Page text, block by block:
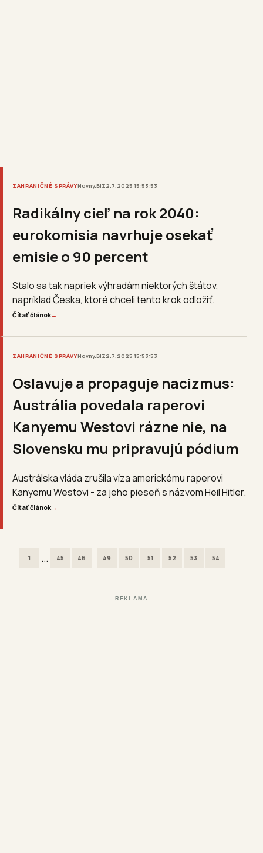
ZAHRANIČNÉ SPRÁVYNovny.BIZ2.7.2025 15:53:53
Radikálny cieľ na rok 2040:
eurokomisia navrhuje osekať
emisie o 90 percent
Stalo sa tak napriek výhradám niektorých štátov,
napríklad Česka, ktoré chceli tento krok odložiť.
Čítať článok→
ZAHRANIČNÉ SPRÁVYNovny.BIZ2.7.2025 15:53:53
Oslavuje a propaguje nacizmus:
Austrália povedala raperovi
Kanyemu Westovi rázne nie, na
Slovensku mu pripravujú pódium
Austrálska vláda zrušila víza americkému raperovi
Kanyemu Westovi - za jeho pieseň s názvom Heil Hitler.
Čítať článok→
1 ... 45 46 49 50 51 52 53 54
REKLAMA